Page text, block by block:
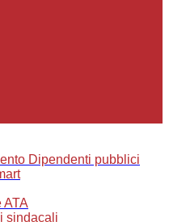
Dipendenti pubblici
ATA
sindacali